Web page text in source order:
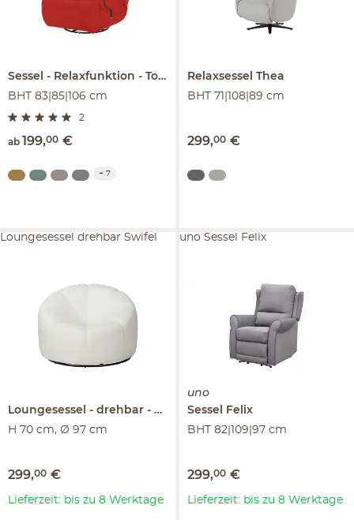
Sessel Relaxfunktion
Tokyo
BHT 83|85|106 cm
2
ab 199,00 €
+ 7
Relaxsessel Thea
BHT 71|108|89 cm
299,00 €
Loungesessel drehbar
Swifel
H 70 cm, Ø 97 cm
299,00 €
Loungesessel drehbar Swifel
Lieferzeit: bis zu 8 Werktage
uno
Sessel
Felix
BHT 82|109|97 cm
299,00 €
uno Sessel Felix
Lieferzeit: bis zu 8 Werktage